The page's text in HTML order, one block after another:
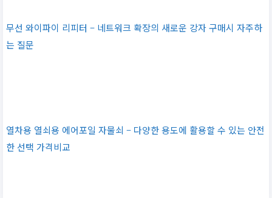
무선 와이파이 리피터 – 네트워크 확장의 새로운 강자 구매시 자주하
는 질문
열차용 열쇠용 에어포일 자물쇠 – 다양한 용도에 활용할 수 있는 안전
한 선택 가격비교